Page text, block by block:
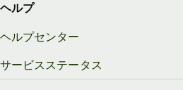
ヘルプ
ヘルプセンター
サービスステータス